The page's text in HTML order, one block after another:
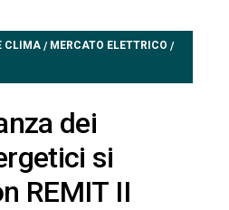
CLIMA / MERCATO ELETTRICO /
dei
si
REMIT II